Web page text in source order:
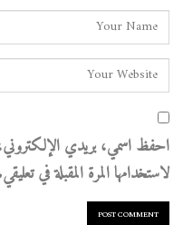
احفظ اسمي، بريدي
لاستخدامها المرة المقبلة في